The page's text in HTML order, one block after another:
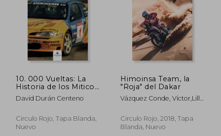
10. 000 Vueltas: La
Historia de los Miticos
kit car y la era Dorada
del Nacional de
David Durán Centeno
Circulo Rojo, Tapa Blanda,
Nuevo
Himoinsa Team, la
"Roja" del Dakar
Vázquez Conde, Víctor,Lillo
Circulo Rojo, 2018, Tapa
Blanda, Nuevo